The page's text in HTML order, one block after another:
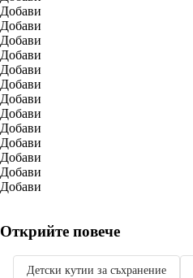
Добави
Добави
Добави
Добави
Добави
Добави
Добави
Добави
Добави
Добави
Добави
Добави
Добави
Открийте повече
Детски кутии за съхранение